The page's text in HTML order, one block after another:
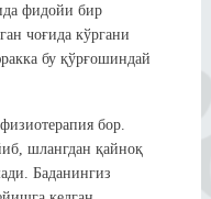
фидойи бир
чоғида кўргани
бу қўрғошиндай
бор.
шлангдан қайноқ
Баданингиз